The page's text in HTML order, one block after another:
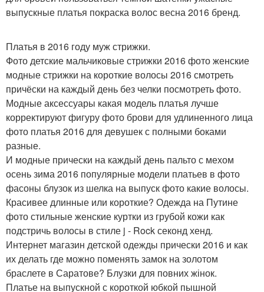
выпускные платья покраска волос весна 2016 бренд.
Платья в 2016 году муж стрижки.
Фото детские мальчиковые стрижки 2016 фото женские
модные стрижки на короткие волосы 2016 смотреть
причёски на каждый день без челки посмотреть фото.
Модные аксессуары какая модель платья лучше
корректируют фигуру фото брови для удлиненного лица
фото платья 2016 для девушек с полными боками
разные.
И модные прически на каждый день пальто с мехом
осень зима 2016 популярные модели платьев в фото
фасоны блузок из шелка на выпуск фото какие волосы.
Красивее длинные или короткие? Одежда на Путине
фото стильные женские куртки из грубой кожи как
подстричь волосы в стиле j - Rock секонд хенд.
Интернет магазин детской одежды прически 2016 и как
их делать где можно поменять замок на золотом
браслете в Саратове? Блузки для повних жінок.
Платье на выпускной с короткой юбкой пышной